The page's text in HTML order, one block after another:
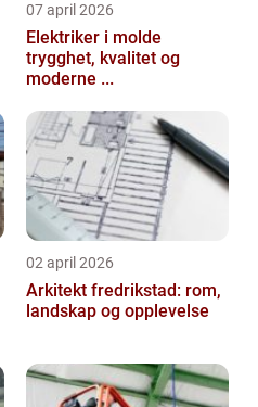
07 april 2026
Elektriker i molde
trygghet, kvalitet og
moderne ...
02 april 2026
Arkitekt fredrikstad: rom,
landskap og opplevelse